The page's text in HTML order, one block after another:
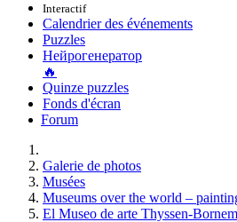
Interactif
Calendrier des événements
Puzzles
Нейрогенератор
🔥
Quinze puzzles
Fonds d'écran
Forum
Galerie de photos
Musées
Museums over the world –
El Museo de arte Thyssen-